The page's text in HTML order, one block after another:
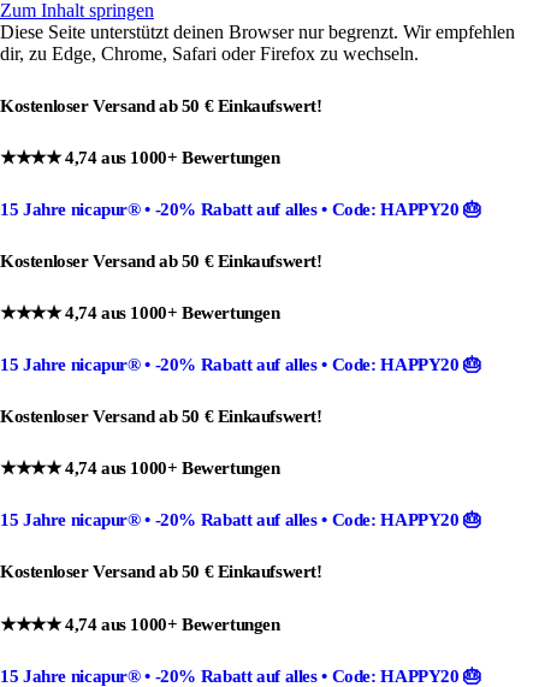
Zum Inhalt springen
Diese Seite unterstützt deinen Browser nur begrenzt. Wir empfehlen
dir, zu Edge, Chrome, Safari oder Firefox zu wechseln.
Kostenloser Versand ab 50 € Einkaufswert!
★★★★ 4,74 aus 1000+ Bewertungen
15 Jahre nicapur®• -20% Rabattauf alles • Code: HAPPY20🎂
Kostenloser Versand ab 50 € Einkaufswert!
★★★★ 4,74 aus 1000+ Bewertungen
15 Jahre nicapur®• -20% Rabattauf alles • Code: HAPPY20🎂
Kostenloser Versand ab 50 € Einkaufswert!
★★★★ 4,74 aus 1000+ Bewertungen
15 Jahre nicapur®• -20% Rabattauf alles • Code: HAPPY20🎂
Kostenloser Versand ab 50 € Einkaufswert!
★★★★ 4,74 aus 1000+ Bewertungen
15 Jahre nicapur®• -20% Rabattauf alles • Code: HAPPY20🎂